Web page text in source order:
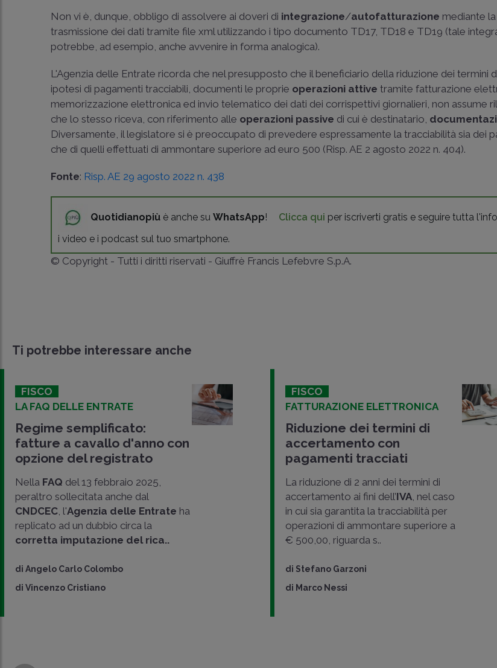
CONDIVIDI
Non vi è, dunque, obbligo di assolvere ai doveri di integrazione/autofatturazione mediante
trasmissione dei dati tramite file xml utilizzando i tipo documento TD17, TD18 e TD19 (tale
potrebbe, ad esempio, anche avvenire in forma analogica).
L'Agenzia delle Entrate ricorda che nel presupposto che il beneficiario della riduzione dei termini
ipotesi di pagamenti tracciabili, documenti le proprie operazioni attive tramite fatturazione
memorizzazione elettronica ed invio telematico dei dati dei corrispettivi giornalieri, non assume
che lo stesso riceva, con riferimento alle operazioni passive di cui è destinatario,
Diversamente, il legislatore si è preoccupato di prevedere espressamente la tracciabilità sia dei
che di quelli effettuati di ammontare superiore ad euro 500 (Risp. AE 2 agosto 2022 n. 404).
Fonte: Risp. AE 29 agosto 2022 n. 438
Quotidianopiù è anche suWhatsApp! Clicca qui per iscriverti gratis e seguire tutta
i video e i podcast sul tuo smartphone.
© Copyright - Tutti i diritti riservati - Giuffrè Francis Lefebvre S.p.A.
Ti potrebbe interessare anche
FISCO
LA FAQ DELLE ENTRATE
Regime semplificato:
fatture a cavallo d'anno con
opzione del registrato
Nella FAQ del 13 febbraio 2025,
peraltro sollecitata anche dal
CNDCEC, l'Agenzia delle Entrate ha
replicato ad un dubbio circa la
corretta imputazione del rica..
di Angelo Carlo Colombo
di Vincenzo Cristiano
FISCO
FATTURAZIONE ELETTRONICA
Riduzione dei termini di
accertamento con
pagamenti tracciati
La riduzione di 2 anni dei termini di
accertamento ai fini dell’IVA, nel caso
in cui sia garantita la tracciabilità per
operazioni di ammontare superiore a
€ 500,00, riguarda s..
di Stefano Garzoni
di Marco Nessi